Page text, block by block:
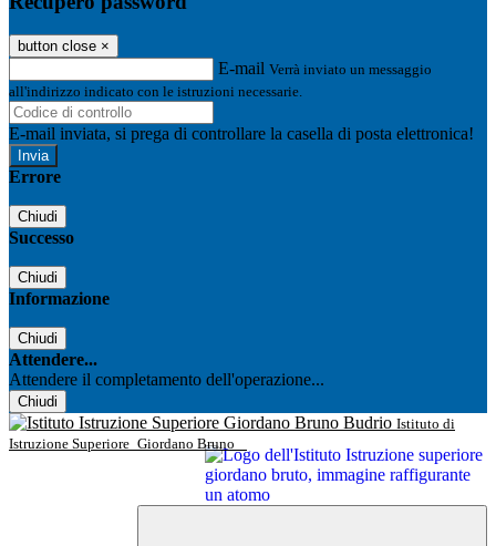
button close ×
E-mail Verrà inviato un messaggio
all'indirizzo indicato con le istruzioni necessarie.
E-mail inviata, si prega di controllare la casella di posta elettronica!
Errore
Chiudi
Successo
Chiudi
Informazione
Chiudi
Attendere...
Attendere il completamento dell'operazione...
Chiudi
Istituto di
Istruzione Superiore Giordano Bruno